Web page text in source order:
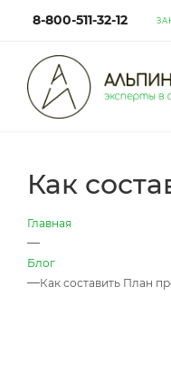
8-800-511-32-12
Как
Главная
—
Блог
—Как составить План